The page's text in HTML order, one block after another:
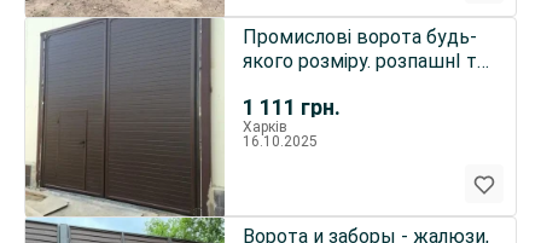
1 111 грн.
Промислові ворота будь-
якого розміру. розпашнІ та
Харків
16.10.2025
Ворота и заборы - жалюзи,